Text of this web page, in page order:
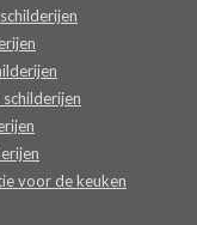
voor de keuken